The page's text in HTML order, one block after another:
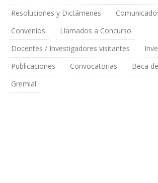
Resoluciones y Dictámenes
Convenios
Llamados a Concurso
Docentes / Investigadores visitantes
Publicaciones
Convocatorias
Beca
Gremial